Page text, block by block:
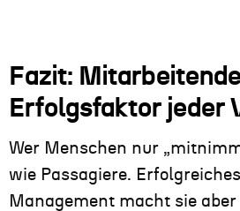
Fazit:
Erfolgsfaktor jeder
Wer Menschen nur
wie Passagiere.
Management macht sie